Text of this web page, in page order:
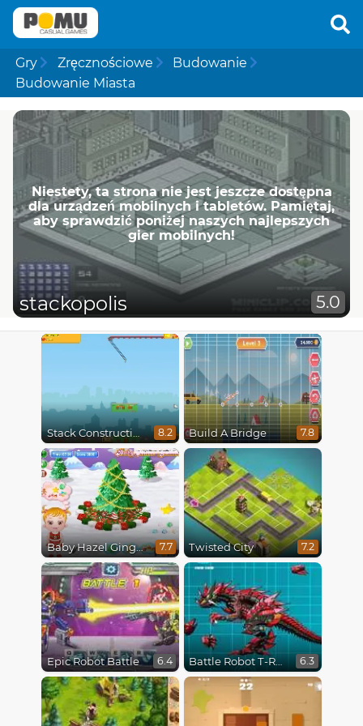
Gry Zręcznościowe
Budowanie
Budowanie Miasta
Niestety, ta strona nie jest jeszcze dostępna
dla urządzeń mobilnych i tabletów. Pamiętaj,
aby sprawdzić poniżej naszych najlepszych
gier mobilnych!
stackopolis 5.0
Stack Construction 8.2 Build A Bridge 7.8
Baby Hazel Gingerbread House 7.7 Twisted City 7.2
Epic Robot Battle 6.4 Battle Robot T-Rex Age 6.3